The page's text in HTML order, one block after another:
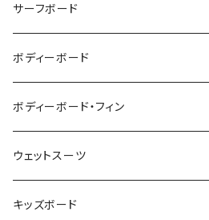
V-BODY BOARDS
ZEBEC
pride.m
FLOCO
Mermaid & Guys
サーフボード
サーフボード
フィン
サーフボードアクセサリー
ボディーボード
ボディーボード
BBフィン
BBアクセサリー
ボディーボード・フィン
ウェットスーツ
キッズボード